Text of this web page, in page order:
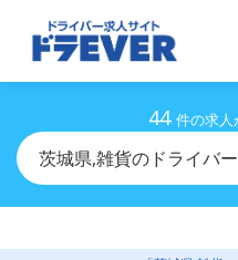
44 件の求人
茨城県,雑貨のドライバ